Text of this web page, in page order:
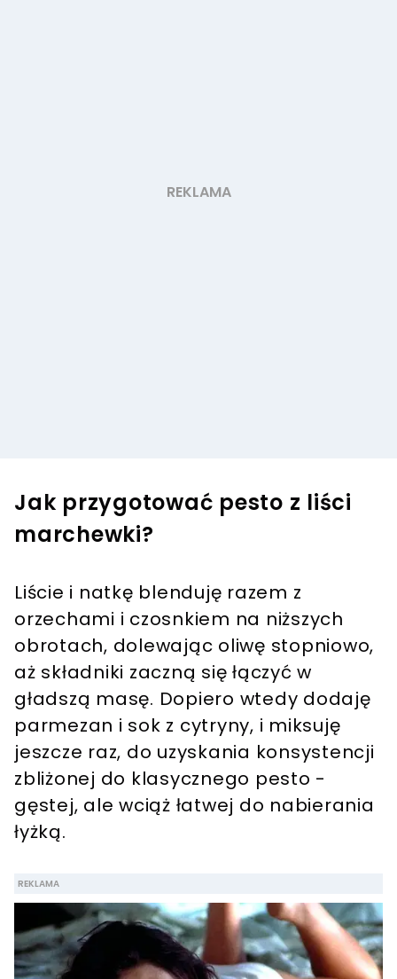
Jak przygotować pesto z liści
marchewki?
Liście i natkę blenduję razem z
orzechami i czosnkiem na niższych
obrotach, dolewając oliwę stopniowo,
aż składniki zaczną się łączyć w
gładszą masę. Dopiero wtedy dodaję
parmezan i sok z cytryny, i miksuję
jeszcze raz, do uzyskania konsystencji
zbliżonej do klasycznego pesto -
gęstej, ale wciąż łatwej do nabierania
łyżką.